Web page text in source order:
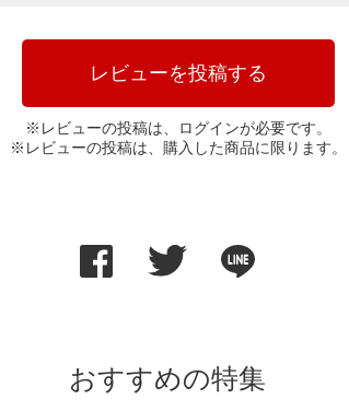
レビューを投稿する
※レビューの投稿は、ログインが必要です。
※レビューの投稿は、購入した商品に限ります。
おすすめの特集